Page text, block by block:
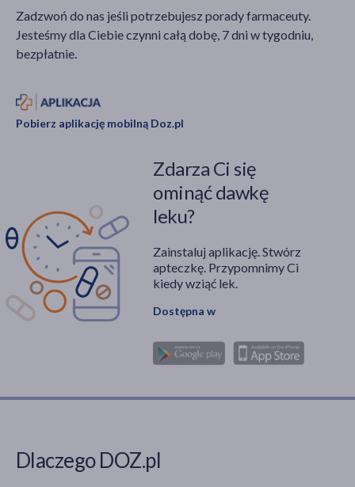
Zadzwoń do nas jeśli potrzebujesz porady farmaceuty.
Jesteśmy dla Ciebie czynni całą dobę, 7 dni w tygodniu,
bezpłatnie.
Pobierz aplikację mobilną Doz.pl
Zdarza Ci się
ominąć dawkę
leku?
Zainstaluj aplikację. Stwórz
apteczkę. Przypomnimy Ci
kiedy wziąć lek.
Dostępna w
Dlaczego DOZ.pl